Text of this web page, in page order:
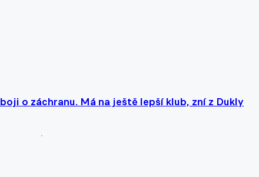
o záchranu. Má na ještě lepší klub, zní z Dukly